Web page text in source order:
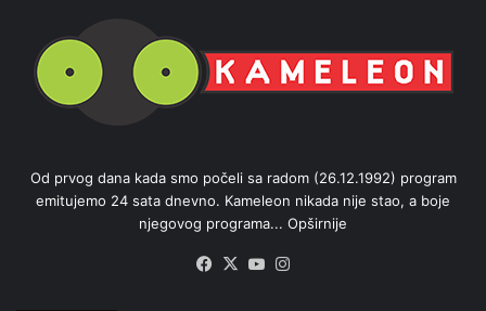
Od prvog dana kada smo počeli sa radom (26.12.1992) program
emitujemo 24 sata dnevno. Kameleon nikada nije stao, a boje
njegovog programa... Opširnije
Facebook
X YouTube